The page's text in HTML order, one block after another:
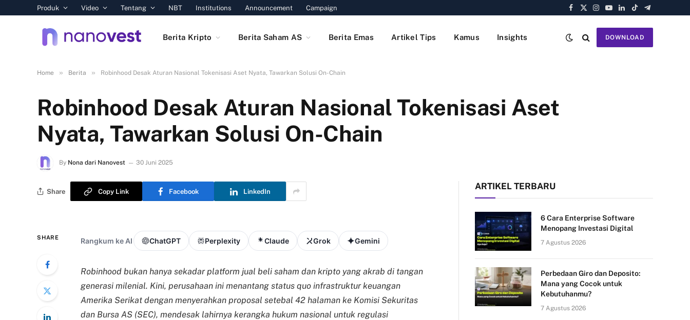
Produk Video Tentang NBT Institutions Announcement Campaign
Facebook
X
Instagram
YouTube
LinkedIn
TikTokTelegram
Berita Kripto Berita Saham AS Berita Emas Artikel Tips Kamus Insights DOWNLOAD
Home » Berita » Robinhood Desak Aturan Nasional Tokenisasi Aset Nyata, Tawarkan Solusi On-Chain
Robinhood Desak Aturan Nasional Tokenisasi Aset
Nyata, Tawarkan Solusi On-Chain
By Nona dari Nanovest 30 Juni 2025
Share Copy Link Facebook LinkedIn
SHARE Rangkum ke AI ChatGPT Perplexity Claude Grok Gemini
Robinhood bukan hanya sekadar platform jual beli saham dan kripto yang akrab di tangan
generasi milenial. Kini, perusahaan ini menantang status quo infrastruktur keuangan
Amerika Serikat dengan menyerahkan proposal setebal 42 halaman ke Komisi Sekuritas
dan Bursa AS (SEC), mendesak lahirnya kerangka hukum nasional untuk regulasi
ARTIKEL TERBARU
6 Cara Enterprise Software
Menopang Investasi Digital
7 Agustus 2026
Perbedaan Giro dan Deposito:
Mana yang Cocok untuk
Kebutuhanmu?
7 Agustus 2026